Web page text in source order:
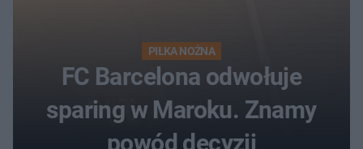
PIŁKA NOŻNA
FC Barcelona odwołuje
sparing w Maroku. Znamy
powód decyzji